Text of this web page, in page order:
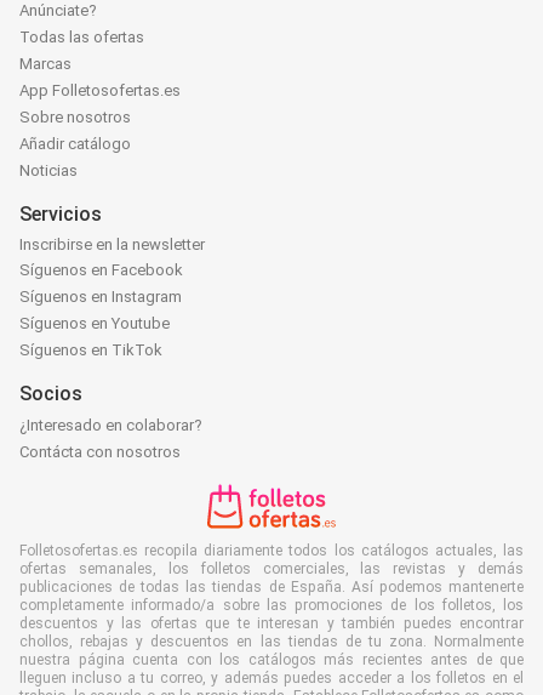
Anúnciate?
Todas las ofertas
Marcas
App Folletosofertas.es
Sobre nosotros
Añadir catálogo
Noticias
Servicios
Inscribirse en la newsletter
Síguenos en Facebook
Síguenos en Instagram
Síguenos en Youtube
Síguenos en TikTok
Socios
¿Interesado en colaborar?
Contácta con nosotros
Folletosofertas.es recopila diariamente todos los catálogos actuales, las
ofertas semanales, los folletos comerciales, las revistas y demás
publicaciones de todas las tiendas de España. Así podemos mantenerte
completamente informado/a sobre las promociones de los folletos, los
descuentos y las ofertas que te interesan y también puedes encontrar
chollos, rebajas y descuentos en las tiendas de tu zona. Normalmente
nuestra página cuenta con los catálogos más recientes antes de que
lleguen incluso a tu correo, y además puedes acceder a los folletos en el